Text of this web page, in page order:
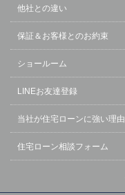
他社との違い
保証＆お客様とのお約束
ショールーム
LINEお友達登録
当社が住宅ローンに強い理由
住宅ローン相談フォーム